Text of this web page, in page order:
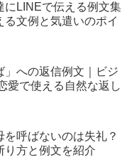
にLINEで伝える例文集
る文例と気遣いのポイ
」への返信例文｜ビジ
愛で使える自然な返し
を呼ばないのは失礼？
り方と例文を紹介